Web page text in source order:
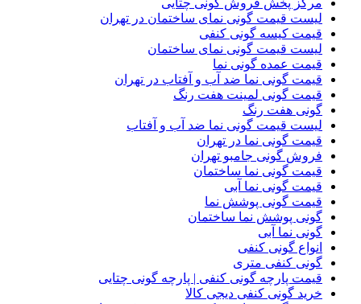
لیست قیمت گونی نمای ساختمان در تهران
قیمت کیسه گونی کنفی
لیست قیمت گونی نمای ساختمان
قیمت عمده گونی نما
قیمت گونی نما ضد آب و آفتاب در تهران
قیمت گونی لمینت هفت رنگ
گونی هفت رنگ
لیست قیمت گونی نما ضد آب و آفتاب
قیمت گونی نما در تهران
فروش گونی جامبو تهران
قیمت گونی نما ساختمان
قیمت گونی نما آبی
قیمت گونی پوشش نما
گونی پوشش نما ساختمان
گونی نما آبی
انواع گونی کنفی
گونی کنفی متری
قیمت پارچه گونی کنفی | پارچه گونی چتایی
خرید گونی کنفی دیجی کالا